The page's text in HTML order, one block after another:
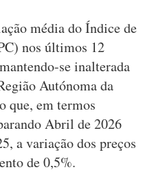
média do Índice de
nos últimos 12
se inalterada
Autónoma da
que, em termos
Abril de 2026
a variação dos preços
de 0,5%.